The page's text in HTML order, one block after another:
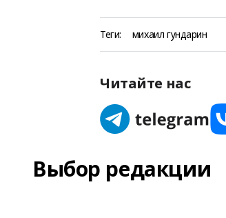
Теги: михаил гундарин
Читайте нас
Выбор редакции